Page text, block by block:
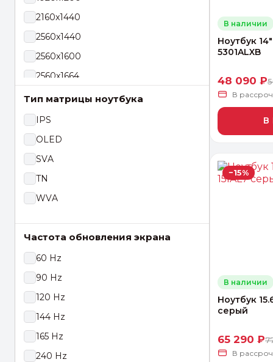
Microsoft
MSI
OSIO
Realme
2160x1440
2560x1440
2560x1600
2560х1664
2880x1620
2880x1800
2880x1920
3024x1964
3456x2234
3840x2400
Тип матрицы ноутбука
IPS
OLED
SVA
TN
WVA
Частота обновления экрана
60 Hz
90 Hz
120 Hz
144 Hz
165 Hz
240 Hz
В наличии
Ноутбук
5301ALXB
48 090 ₽
В
В
−15%
В наличии
Ноутбук
серый
65 290 ₽
В